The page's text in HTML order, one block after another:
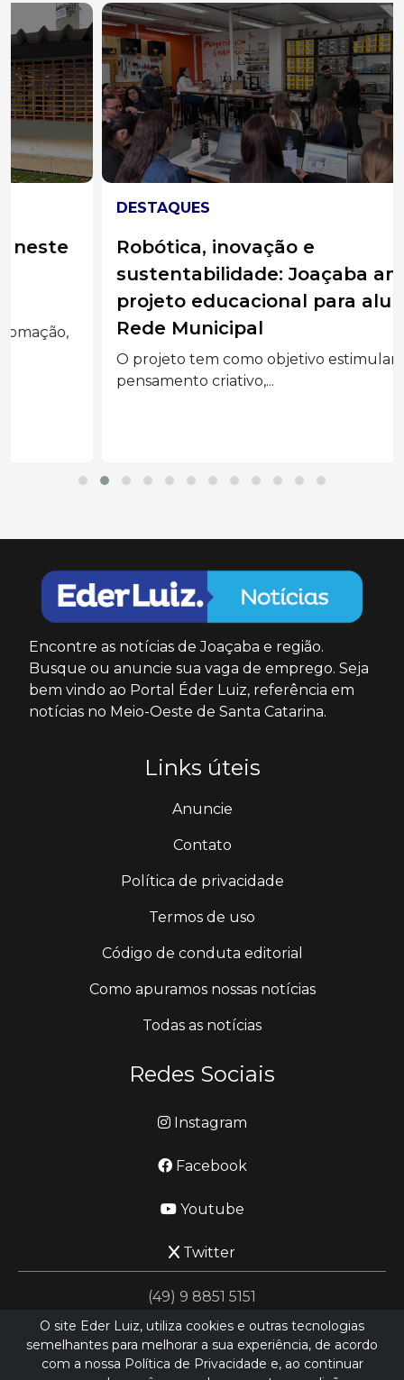
DESTAQUES
Robótica, inovação e
sustentabilidade: Joaçaba amplia
projeto educacional para alunos da
Rede Municipal
O projeto tem como objetivo estimular o
pensamento criativo,...
Encontre as notícias de Joaçaba e região.
Busque ou anuncie sua vaga de emprego. Seja
bem vindo ao Portal Éder Luiz, referência em
notícias no Meio-Oeste de Santa Catarina.
Links úteis
Anuncie
Contato
Política de privacidade
Termos de uso
Código de conduta editorial
Como apuramos nossas notícias
Todas as notícias
Redes Sociais
Instagram
Facebook
Youtube
Twitter
(49) 9 8851 5151
jornalismo@ederluiz.com.vc
O site Eder Luiz, utiliza cookies e outras tecnologias
semelhantes para melhorar a sua experiência, de acordo
com a nossa Política de Privacidade e, ao continuar